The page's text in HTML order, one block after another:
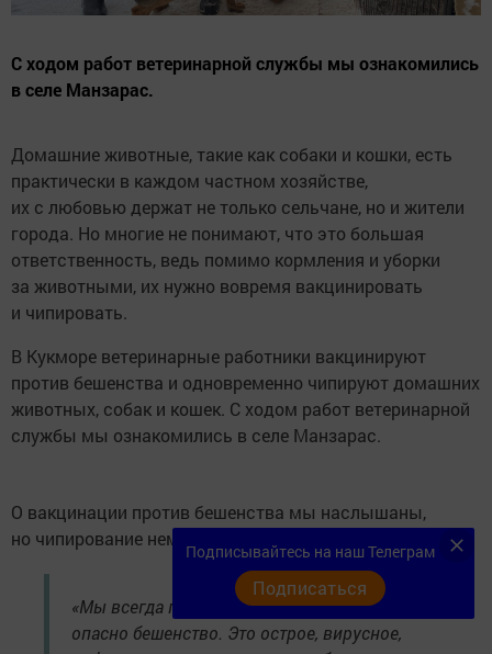
С ходом работ ветеринарной службы мы ознакомились
в селе Манзарас.
Домашние животные, такие как собаки и кошки, есть
практически в каждом частном хозяйстве,
их с любовью держат не только сельчане, но и жители
города. Но многие не понимают, что это большая
ответственность, ведь помимо кормления и уборки
за животными, их нужно вовремя вакцинировать
и чипировать.
В Кукморе ветеринарные работники вакцинируют
против бешенства и одновременно чипируют домашних
животных, собак и кошек. С ходом работ ветеринарной
службы мы ознакомились в селе Манзарас.
О вакцинации против бешенства мы наслышаны,
но чипирование немного настораживает людей.
«Мы всегда предупреждаем о том, насколько
опасно бешенство. Это острое, вирусное,
Подписывайтесь на наш Телеграм
Подписаться